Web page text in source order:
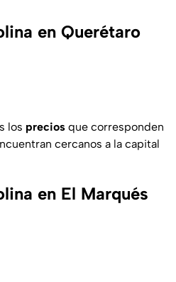
en Querétaro
los precios que corresponden
cercanos a la capital
en El Marqués